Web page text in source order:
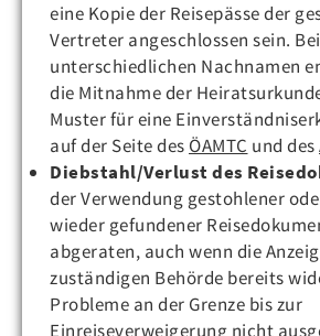
eine Kopie der Reisepässe der
Vertreter angeschlossen sein. Bei
unterschiedlichen Nachnamen
die Mitnahme der
Muster für eine
auf der Seite des ÖAMTC und des
Diebstahl/Verlust des
der Verwendung gestohlener
wieder gefundener
abgeraten, auch wenn die
zuständigen Behörde bereits
Probleme an der Grenze bis zur
Einreiseverweigerung nicht